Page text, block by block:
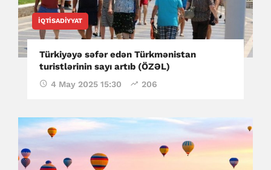
İQTISADIYYAT
Türkiyəyə səfər edən Türkmənistan
turistlərinin sayı artıb (ÖZƏL)
4 May 2025 15:30 206